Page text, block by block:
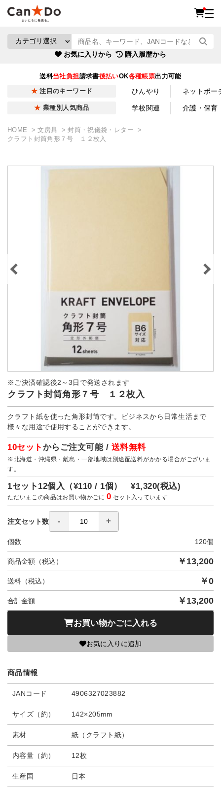
お気に入りから 購入履歴から
送料当社負担請求書後払いOK各種帳票出力可能
注目のキーワード ひんやり ネットポー
業種別人気商品 学校関連 介護・保育
HOME 文房具
封筒・祝儀袋・レター
クラフト封筒角形７号 １２枚入
※ご決済確認後2～3日で発送されます
クラフト封筒角形７号 １２枚入
クラフト紙を使った角形封筒です。ビジネスから日常生活まで
様々な用途で使用することができます。
10セット からご注文可能 / 送料無料
※北海道・沖縄県・離島・一部地域は別途配送料がかかる場合がございま
す。
1セット12個入（¥110 / 1個）¥1,320(税込)
ただいまこの商品はお買い物かごに0 セット入っています
注文セット数
個数 120個
商品金額（税込） ￥ 13,200
送料（税込） ￥0
合計金額 ￥ 13,200
お買い物かごに入れる
お気に入りに追加
商品情報
JANコード 4906327023882
サイズ（約） 142×205mm
素材 紙（クラフト紙）
内容量（約） 12枚
生産国 日本